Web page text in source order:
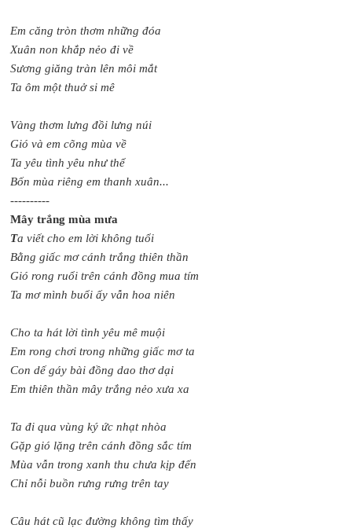
Em căng tròn thơm những đóa
Xuân non khắp nẻo đi về
Sương giăng tràn lên môi mắt
Ta ôm một thuở si mê
Vàng thơm lưng đồi lưng núi
Gió và em cõng mùa về
Ta yêu tình yêu như thể
Bốn mùa riêng em thanh xuân...
----------
Mây trắng mùa mưa
Ta viết cho em lời không tuổi
Bằng giấc mơ cánh trắng thiên thần
Gió rong ruổi trên cánh đồng mua tím
Ta mơ mình buổi ấy vẫn hoa niên
Cho ta hát lời tình yêu mê muội
Em rong chơi trong những giấc mơ ta
Con dế gáy bài đồng dao thơ dại
Em thiên thần mây trắng nẻo xưa xa
Ta đi qua vùng ký ức nhạt nhòa
Gặp gió lặng trên cánh đồng sắc tím
Mùa vẫn trong xanh thu chưa kịp đến
Chỉ nỗi buồn rưng rưng trên tay
Câu hát cũ lạc đường không tìm thấy